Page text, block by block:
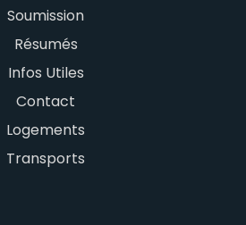
Soumission
Résumés
Infos Utiles
Contact
Logements
Transports